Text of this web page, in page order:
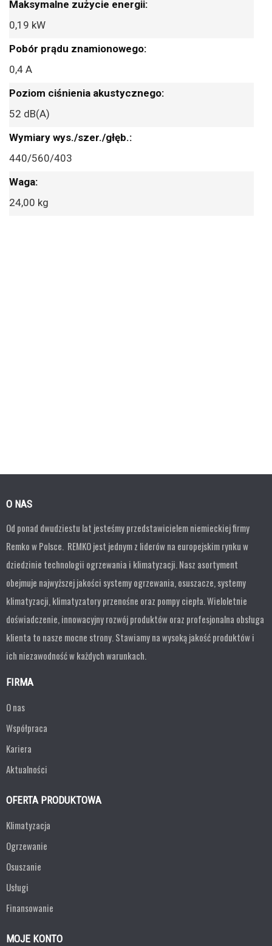
0,19 kW
0,4 A
52 dB(A)
440/560/403
24,00 kg
O NAS
Od ponad dwudziestu lat jesteśmy przedstawicielem niemieckiej firmy
Remko w Polsce. REMKO jest jednym z liderów na europejskim rynku w
dziedzinie technologii ogrzewania i klimatyzacji. Nasz asortyment
obejmuje najwyższej jakości systemy ogrzewania, osuszacze, systemy
klimatyzacji, klimatyzatory przenośne oraz pompy ciepła. Wieloletnie
doświadczenie, innowacyjny rozwój produktów oraz profesjonalna obsługa
klienta to nasze mocne strony. Stawiamy na wysoką jakość produktów i
ich niezawodność w każdych warunkach.
FIRMA
O nas
Współpraca
Kariera
Aktualności
OFERTA PRODUKTOWA
Klimatyzacja
Ogrzewanie
Osuszanie
Usługi
Finansowanie
MOJE KONTO